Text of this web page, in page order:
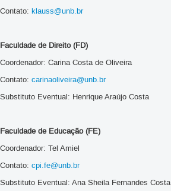
Contato: klauss@unb.br
Faculdade de Direito (FD)
Coordenador: Carina Costa de Oliveira
Contato: carinaoliveira@unb.br
Substituto Eventual: Henrique Araújo Costa
Faculdade de Educação (FE)
Coordenador: Tel Amiel
Contato: cpi.fe@unb.br
Substituto Eventual: Ana Sheila Fernandes Costa